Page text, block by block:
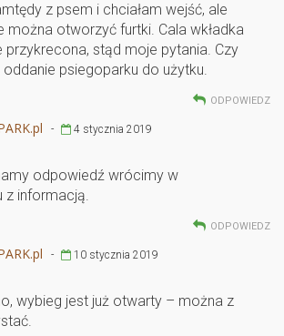
z psem i chciałam wejść, ale
można otworzyć furtki. Cala wkładka
przykrecona, stąd moje pytania. Czy
oddanie psiegoparku do użytku.
ODPOWIEDZ
- 4 stycznia 2019
odpowiedź wrócimy w
z informacją.
ODPOWIEDZ
- 10 stycznia 2019
wybieg jest już otwarty – można z